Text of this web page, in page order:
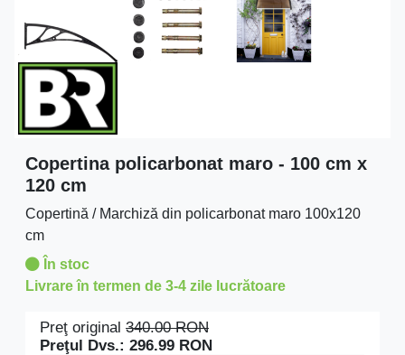
Copertina policarbonat maro - 100 cm x
120 cm
Copertină / Marchiză din policarbonat maro 100x120
cm
În stoc
Livrare în termen de 3-4 zile lucrătoare
Preţ original 340.00RON
Preţul Dvs.: 296.99 RON